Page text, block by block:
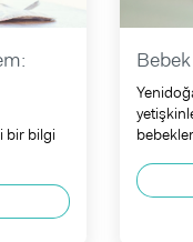
bir bilgi
Bebek